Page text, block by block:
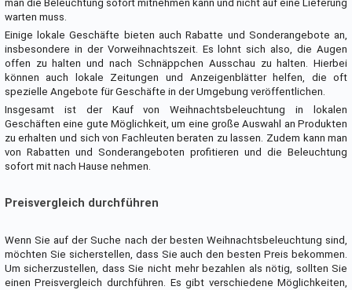
man die Beleuchtung sofort mitnehmen kann und nicht auf eine Lieferung
warten muss.
Einige lokale Geschäfte bieten auch Rabatte und Sonderangebote an,
insbesondere in der Vorweihnachtszeit. Es lohnt sich also, die Augen
offen zu halten und nach Schnäppchen Ausschau zu halten. Hierbei
können auch lokale Zeitungen und Anzeigenblätter helfen, die oft
spezielle Angebote für Geschäfte in der Umgebung veröffentlichen.
Insgesamt ist der Kauf von Weihnachtsbeleuchtung in lokalen
Geschäften eine gute Möglichkeit, um eine große Auswahl an Produkten
zu erhalten und sich von Fachleuten beraten zu lassen. Zudem kann man
von Rabatten und Sonderangeboten profitieren und die Beleuchtung
sofort mit nach Hause nehmen.
Preisvergleich durchführen
Wenn Sie auf der Suche nach der besten Weihnachtsbeleuchtung sind,
möchten Sie sicherstellen, dass Sie auch den besten Preis bekommen.
Um sicherzustellen, dass Sie nicht mehr bezahlen als nötig, sollten Sie
einen Preisvergleich durchführen. Es gibt verschiedene Möglichkeiten,